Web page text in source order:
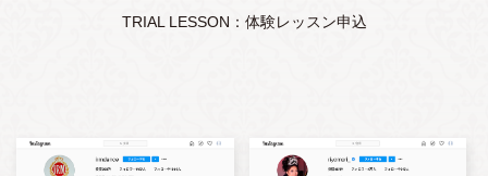
TRIAL LESSON：体験レッスン申込